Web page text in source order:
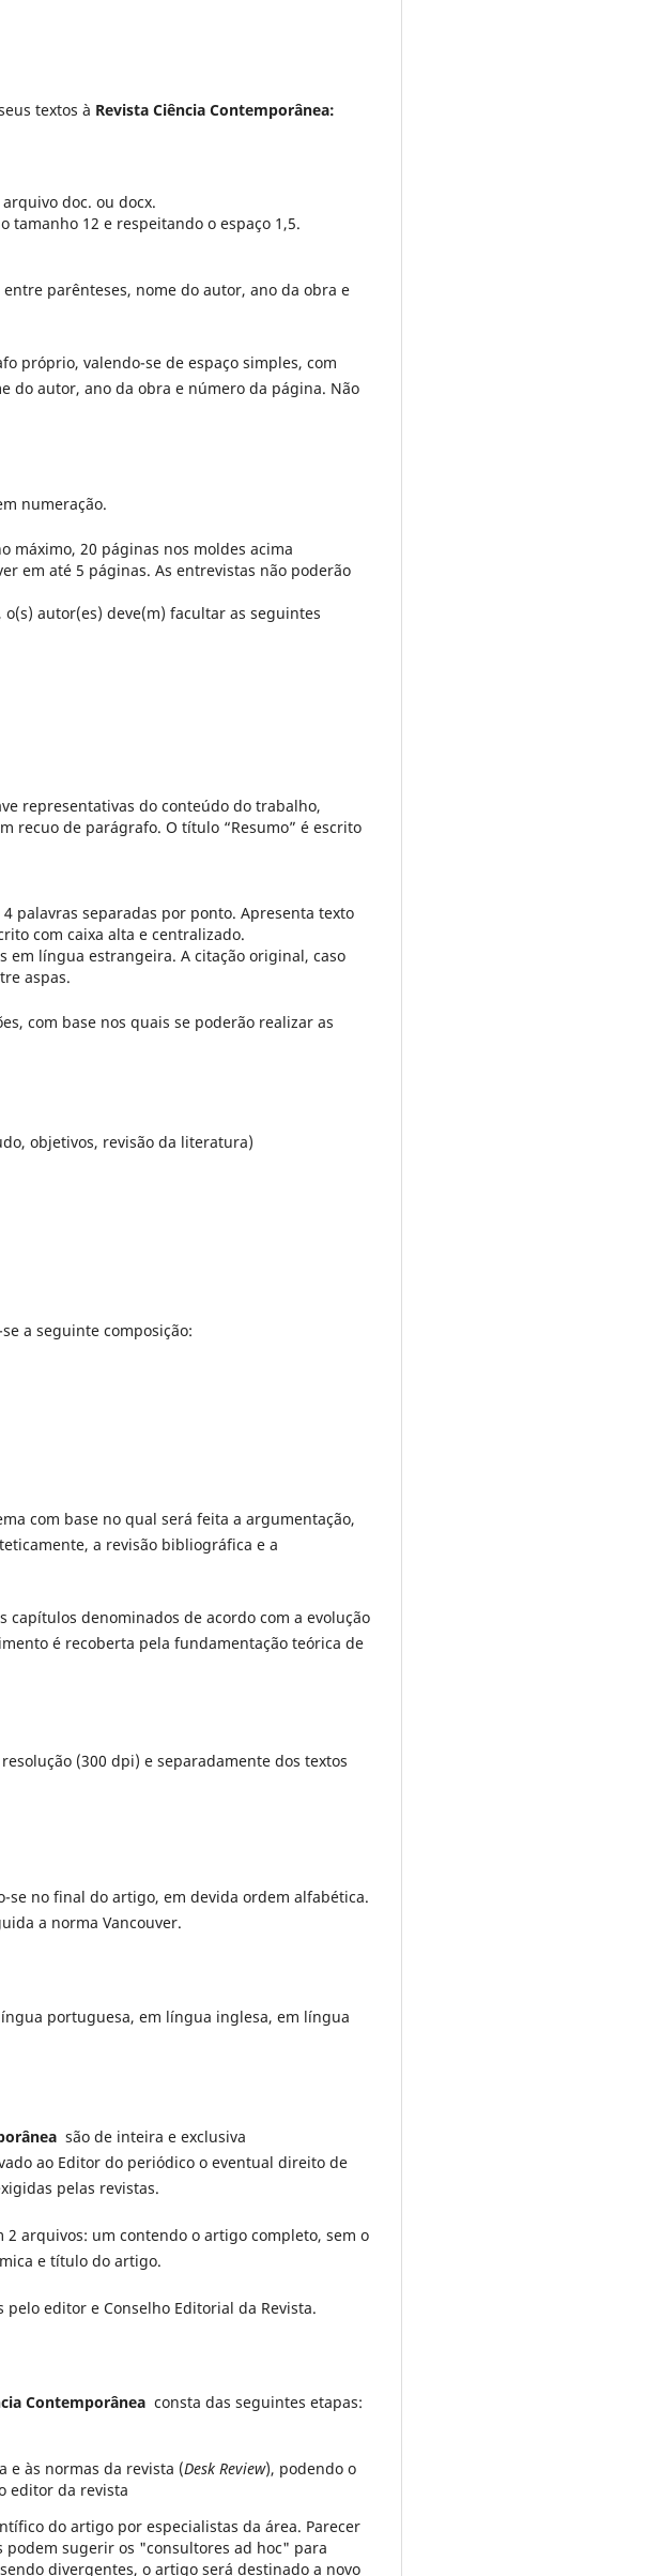
textos à Revista Ciência Contemporânea:
doc. ou docx.
tamanho 12 e respeitando o espaço 1,5.
parênteses, nome do autor, ano da obra e
próprio, valendo-se de espaço simples, com
do autor, ano da obra e número da página. Não
numeração.
máximo, 20 páginas nos moldes acima
em até 5 páginas. As entrevistas não poderão
autor(es) deve(m) facultar as seguintes
representativas do conteúdo do trabalho,
recuo de parágrafo. O título “Resumo” é escrito
palavras separadas por ponto. Apresenta texto
com caixa alta e centralizado.
em língua estrangeira. A citação original, caso
aspas.
com base nos quais se poderão realizar as
objetivos, revisão da literatura)
a seguinte composição:
com base no qual será feita a argumentação,
a revisão bibliográfica e a
denominados de acordo com a evolução
é recoberta pela fundamentação teórica de
(300 dpi) e separadamente dos textos
se no final do artigo, em devida ordem alfabética.
a norma Vancouver.
portuguesa, em língua inglesa, em língua
são de inteira e exclusiva
ao Editor do periódico o eventual direito de
pelas revistas.
2 arquivos: um contendo o artigo completo, sem o
e título do artigo.
editor e Conselho Editorial da Revista.
Contemporânea consta das seguintes etapas:
e às normas da revista (Desk Review), podendo o
editor da revista
do artigo por especialistas da área. Parecer
podem sugerir os "consultores ad hoc" para
divergentes, o artigo será destinado a novo